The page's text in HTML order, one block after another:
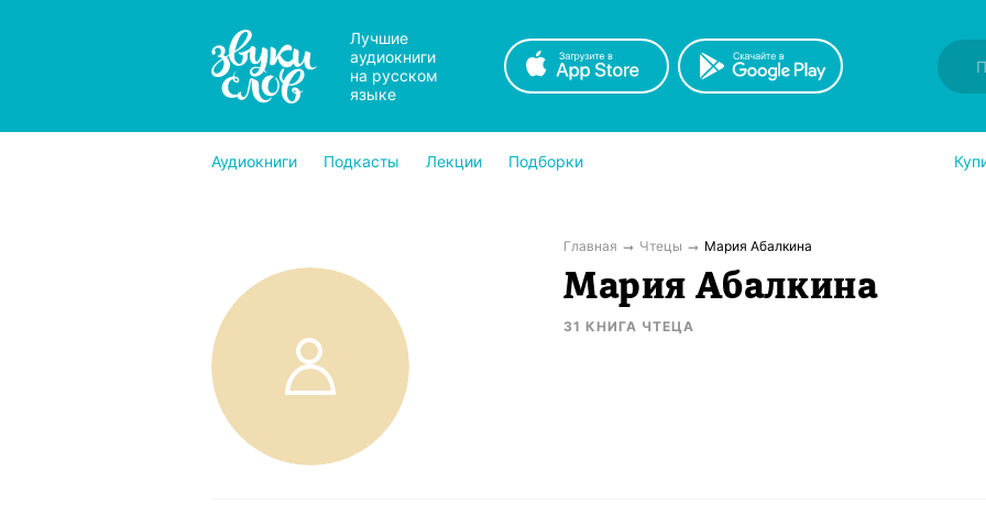
Лучшие
аудиокниги
на русском
языке
Аудиокниги Подкасты Лекции Подборки
Главная Чтецы Мария Абалкина
Мария Абалкина
31 КНИГА ЧТЕЦА